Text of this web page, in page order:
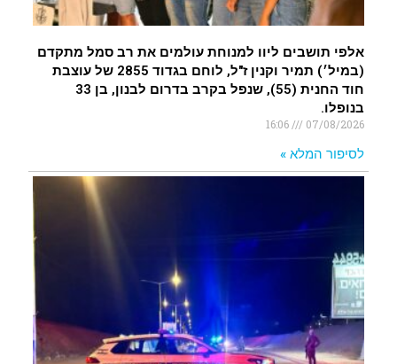
אלפי תושבים ליוו למנוחת עולמים את רב סמל מתקדם
(במיל׳) תמיר וקנין ז"ל, לוחם בגדוד 2855 של עוצבת
חוד החנית (55), שנפל בקרב בדרום לבנון, בן 33
בנופלו.
07/08/2026
16:06
לסיפור המלא »